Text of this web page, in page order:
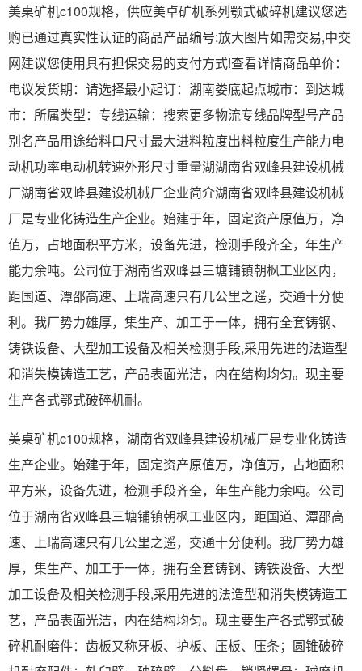
美桌矿机c100规格，供应美卓矿机系列颚式破碎机建议您选
购已通过真实性认证的商品产品编号:放大图片如需交易,中交
网建议您使用具有担保交易的支付方式!查看详情商品单价：
电议发货期：请选择最小起订：湖南娄底起点城市：到达城
市：所属类型：专线运输：搜索更多物流专线品牌型号产品
别名产品用途给料口尺寸最大进料粒度出料粒度生产能力电
动机功率电动机转速外形尺寸重量湖湖南省双峰县建设机械
厂湖南省双峰县建设机械厂企业简介湖南省双峰县建设机械
厂是专业化铸造生产企业。始建于年，固定资产原值万，净
值万，占地面积平方米，设备先进，检测手段齐全，年生产
能力余吨。公司位于湖南省双峰县三塘铺镇朝枫工业区内，
距国道、潭邵高速、上瑞高速只有几公里之遥，交通十分便
利。我厂势力雄厚，集生产、加工于一体，拥有全套铸钢、
铸铁设备、大型加工设备及相关检测手段,采用先进的法造型
和消失模铸造工艺，产品表面光洁，内在结构均匀。现主要
生产各式鄂式破碎机耐。
美桌矿机c100规格，湖南省双峰县建设机械厂是专业化铸造
生产企业。始建于年，固定资产原值万，净值万，占地面积
平方米，设备先进，检测手段齐全，年生产能力余吨。公司
位于湖南省双峰县三塘铺镇朝枫工业区内，距国道、潭邵高
速、上瑞高速只有几公里之遥，交通十分便利。我厂势力雄
厚，集生产、加工于一体，拥有全套铸钢、铸铁设备、大型
加工设备及相关检测手段,采用先进的法造型和消失模铸造工
艺，产品表面光洁，内在结构均匀。现主要生产各式鄂式破
碎机耐磨件：齿板又称牙板、护板、压板、压条；圆锥破碎